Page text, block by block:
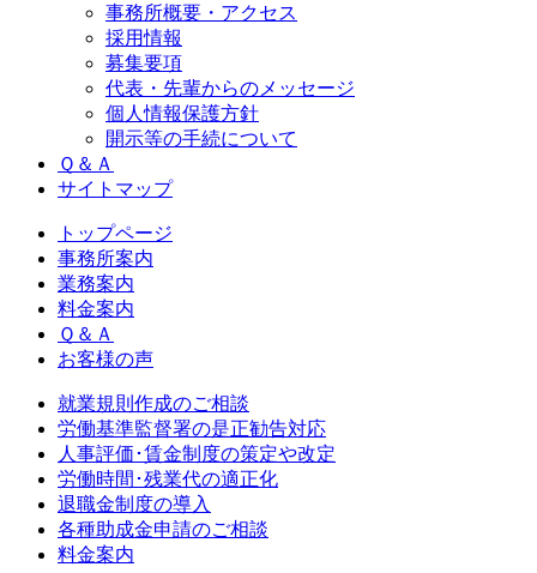
事務所概要・アクセス
採用情報
募集要項
代表・先輩からのメッセージ
個人情報保護方針
開示等の手続について
Ｑ＆Ａ
サイトマップ
トップページ
事務所案内
業務案内
料金案内
Ｑ＆Ａ
お客様の声
就業規則作成のご相談
労働基準監督署の是正勧告対応
人事評価･賃金制度の策定や改定
労働時間･残業代の適正化
退職金制度の導入
各種助成金申請のご相談
料金案内